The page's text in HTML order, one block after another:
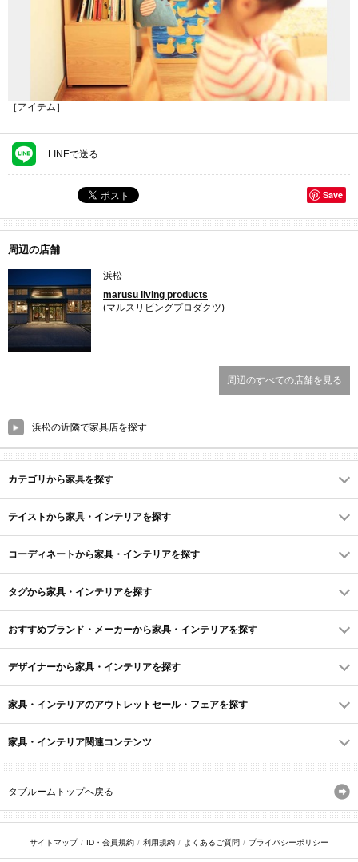
［アイテム］
LINEで送る
Save
周辺の店舗
浜松
marusu living products
(マルスリビングプロダクツ)
周辺のすべての店舗を見る
浜松の近隣で家具店を探す
カテゴリから家具を探す
テイストから家具・インテリアを探す
コーディネートから家具・インテリアを探す
タグから家具・インテリアを探す
おすすめブランド・メーカーから家具・インテリアを探す
デザイナーから家具・インテリアを探す
家具・インテリアのアウトレットセール・フェアを探す
家具・インテリア関連コンテンツ
タブルームトップへ戻る
サイトマップ ID・会員規約 利用規約 よくあるご質問 プライバシーポリシー